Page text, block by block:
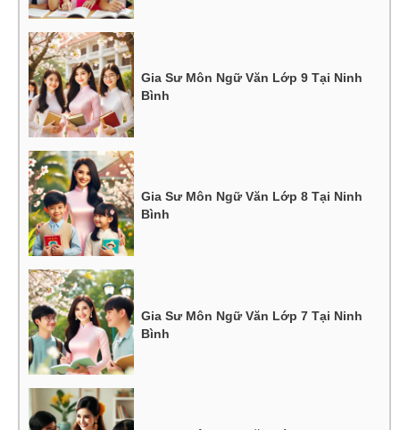
Gia Sư Môn Ngữ Văn Lớp 9 Tại Ninh
Bình
Gia Sư Môn Ngữ Văn Lớp 8 Tại Ninh
Bình
Gia Sư Môn Ngữ Văn Lớp 7 Tại Ninh
Bình